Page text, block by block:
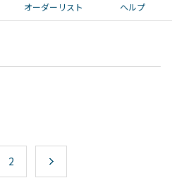
オーダーリスト ヘルプ
2